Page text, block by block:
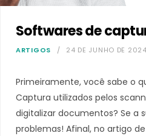
Softwares de
ARTIGOS 24 DE JUNHO DE 2024
Primeiramente, você sabe o
Captura utilizados pelos
digitalizar documentos? Se a
problemas! Afinal, no artigo